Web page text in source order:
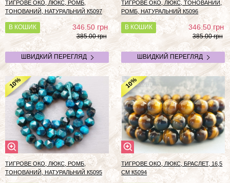
ТИГРОВЕ ОКО, ЛЮКС, РОМБ,
ТОНОВАНИЙ, НАТУРАЛЬНИЙ К5097
В КОШИК 346.50грн
385.00 грн
ШВИДКИЙ ПЕРЕГЛЯД
ТИГРОВЕ ОКО, ЛЮКС, ТОНОВАНИЙ,
РОМБ, НАТУРАЛЬНИЙ К5096
В КОШИК 346.50грн
385.00 грн
ШВИДКИЙ ПЕРЕГЛЯД
10%
ТИГРОВЕ ОКО, ЛЮКС, РОМБ,
ТОНОВАНИЙ, НАТУРАЛЬНИЙ К5095
10%
ТИГРОВЕ ОКО, ЛЮКС, БРАСЛЕТ, 16,5
СМ К5094